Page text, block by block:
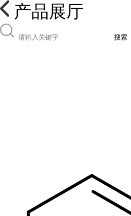
产品展厅
搜索